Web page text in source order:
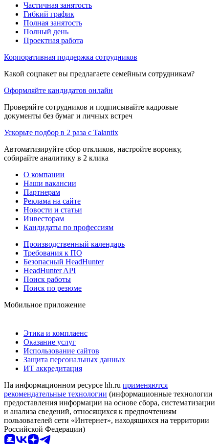
Частичная занятость
Гибкий график
Полная занятость
Полный день
Проектная работа
Корпоративная поддержка сотрудников
Какой соцпакет вы предлагаете семейным сотрудникам?
Оформляйте кандидатов онлайн
Проверяйте сотрудников и подписывайте кадровые
документы без бумаг и личных встреч
Ускорьте подбор в 2 раза с Talantix
Автоматизируйте сбор откликов, настройте воронку,
собирайте аналитику в 2 клика
О компании
Наши вакансии
Партнерам
Реклама на сайте
Новости и статьи
Инвесторам
Кандидаты по профессиям
Производственный календарь
Требования к ПО
Безопасный HeadHunter
HeadHunter API
Поиск работы
Поиск по резюме
Мобильное приложение
Этика и комплаенс
Оказание услуг
Использование сайтов
Защита персональных данных
ИТ аккредитация
На информационном ресурсе hh.ru применяются
рекомендательные технологии (информационные технологии
предоставления информации на основе сбора, систематизации
и анализа сведений, относящихся к предпочтениям
пользователей сети «Интернет», находящихся на территории
Российской Федерации)